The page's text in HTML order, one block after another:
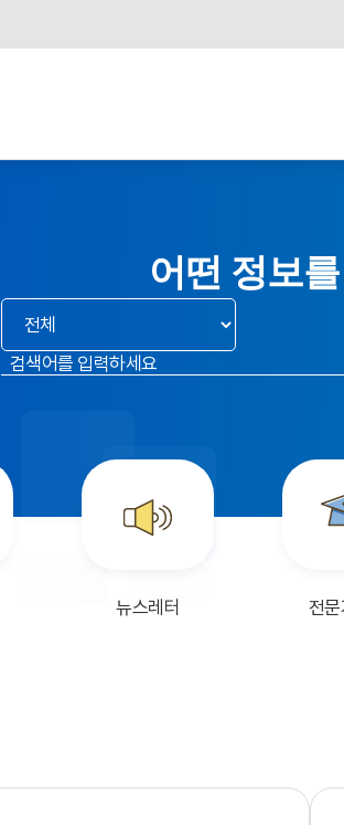
어떤 정보
검색
범위
선택
검색어
뉴스레터 전